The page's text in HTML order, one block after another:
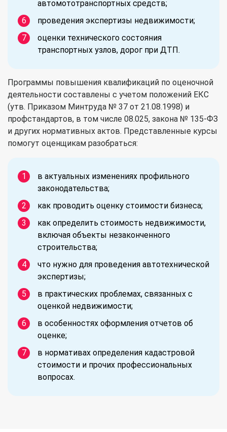
автомототранспортных средств;
проведения экспертизы недвижимости;
оценки технического состояния
транспортных узлов, дорог при ДТП.
Программы повышения квалификаций по оценочной
деятельности составлены с учетом положений ЕКС
(утв. Приказом Минтруда № 37 от 21.08.1998) и
профстандартов, в том числе 08.025, закона № 135-ФЗ
и других нормативных актов. Представленные курсы
помогут оценщикам разобраться:
в актуальных изменениях профильного
законодательства;
как проводить оценку стоимости бизнеса;
как определить стоимость недвижимости,
включая объекты незаконченного
строительства;
что нужно для проведения автотехнической
экспертизы;
в практических проблемах, связанных с
оценкой недвижимости;
в особенностях оформления отчетов об
оценке;
в нормативах определения кадастровой
стоимости и прочих профессиональных
вопросах.